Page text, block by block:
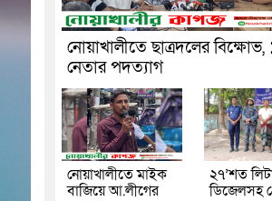
নোয়াখালীতে ছাত্রদলের
নেতার পদত্যাগ
নোয়াখালীতে মাইক
বাজিয়ে আ.লীগের
২৭’শত
ডিজেলসহ